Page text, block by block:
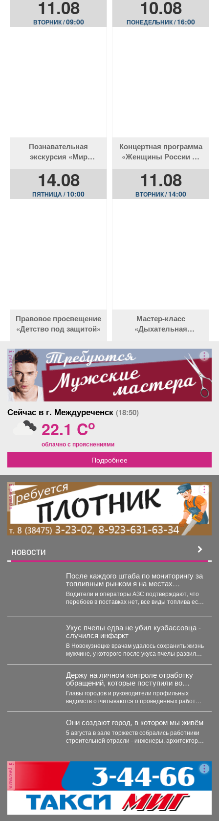
11.08
ВТОРНИК /09:00
Познавательная
экскурсия «Мир
10.08
ПОНЕДЕЛЬНИК /16:00
Концертная программа
«Женщины России —
14.08
ПЯТНИЦА /10:00
Правовое просвещение
«Детство под защитой»
11.08
ВТОРНИК /14:00
Мастер-класс
«Дыхательная
звука»
реклама
Сейчас в г. Междуреченск (18:50)
22.1 Co
облачно с прояснениями
Подробнее
реклама
НОВОСТИ
После каждого штаба по мониторингу за
топливным рынком я на местах
проверяю, соответствует ли озвученная
информация действительности.
Водители и операторы АЗС подтверждают, что
перебоев в поставках нет, все виды топлива есть
Укус пчелы едва не убил кузбассовца -
случился инфаркт
В Новокузнецке врачам удалось сохранить жизнь
мужчине, у которого после укуса пчелы развился
Держу на личном контроле отработку
обращений, которые поступили во
время прямого эфира 28 июля.
Главы городов и руководители профильных
ведомств отчитываются о проведенных работах,
Они создают город, в котором мы живём
5 августа в зале торжеств собрались работники
строительной отрасли - инженеры, архитекторы,
реклама